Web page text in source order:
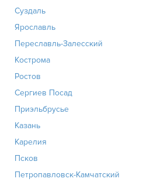
Суздаль
Ярославль
Переславль-Залесский
Кострома
Ростов
Сергиев Посад
Приэльбрусье
Казань
Карелия
Псков
Петропавловск-Камчатский